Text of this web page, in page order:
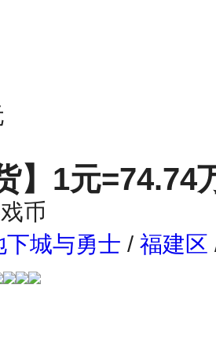
】 1元=74.74
币
下城与勇士 / 福建区